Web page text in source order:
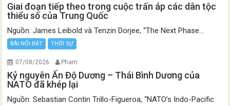
Giai đoạn tiếp theo trong cuộc trấn áp các dân tộc
thiểu số của Trung Quốc
Nguồn: James Leibold và Tenzin Dorjee, “The Next Phase...
BÀI NỔI BẬT THỜI SỰ
07/08/2026 Pham
Kỷ nguyên Ấn Độ Dương – Thái Bình Dương của
NATO đã khép lại
Nguồn: Sebastian Contin Trillo-Figueroa, “NATO’s Indo-Pacific